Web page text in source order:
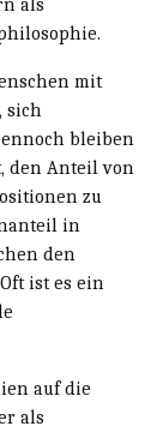
als
mit
sich
bleiben
den Anteil von
zu
in
den
ist es ein
auf die
als